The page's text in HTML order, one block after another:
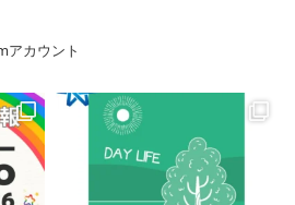
カウント